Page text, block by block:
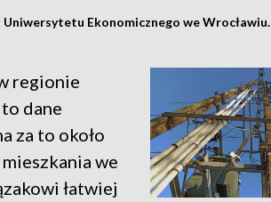
Uniwersytetu Ekonomicznego we Wrocławiu.
regionie
dane
za to około
we
łatwiej